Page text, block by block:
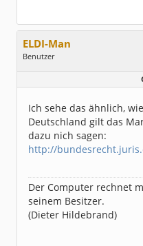
ELDI-Man
Benutzer
Beiträge:
1046
Ich sehe das ähnlich,
Deutschland gilt das
dazu nich sagen:
http://
Der Computer rechnet
seinem Besitzer.
(Dieter Hildebrand)